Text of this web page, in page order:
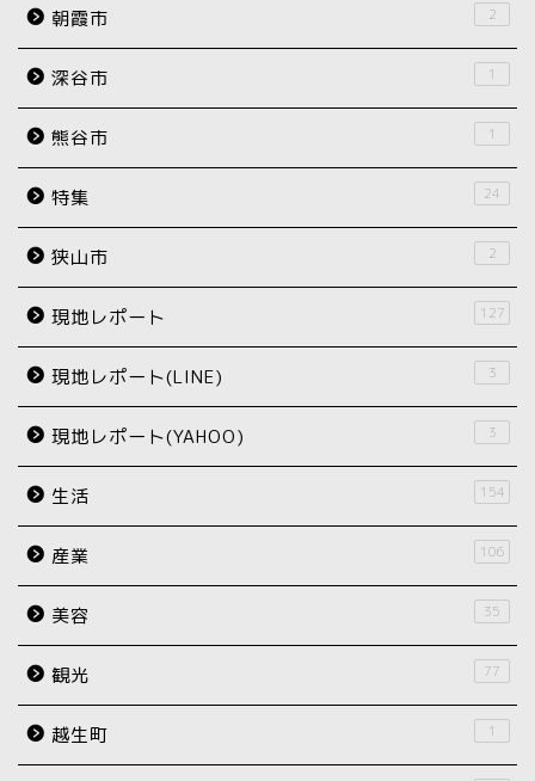
朝霞市 2
深谷市 1
熊谷市 1
特集 24
狭山市 2
現地レポート 127
現地レポート(LINE) 3
現地レポート(YAHOO) 3
生活 154
産業 106
美容 35
観光 77
越生町 1